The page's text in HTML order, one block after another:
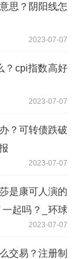
思？阴阳线怎
2023-07-07
？cpi指数高好
2023-07-07
？可转债跌破
2023-07-07
是康可人演的
起吗？_环球
2023-07-07
交易？注册制